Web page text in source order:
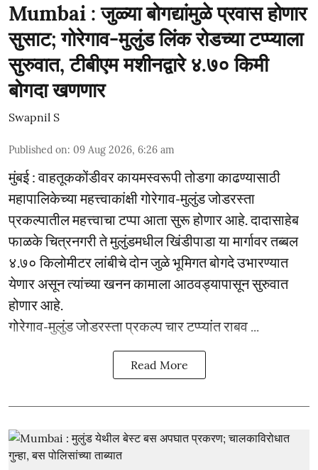
Mumbai : जुळ्या बोगद्यांमुळे प्रवास होणार
सुसाट; गोरेगाव-मुलुंड लिंक रोडच्या टप्प्याला
सुरुवात, टीबीएम मशीनद्वारे ४.७० किमी
बोगदा खणणार
Swapnil S
Published on: 09 Aug 2026, 6:26 am
मुंबई : वाहतूककोंडीवर कायमस्वरूपी तोडगा काढण्यासाठी
महापालिकेच्या महत्त्वाकांक्षी गोरेगाव-मुलुंड जोडरस्ता
प्रकल्पातील महत्त्वाचा टप्पा आता सुरू होणार आहे. दादासाहेब
फाळके चित्रनगरी ते मुलुंडमधील खिंडीपाडा या मार्गावर तब्बल
४.७० किलोमीटर लांबीचे दोन जुळे भूमिगत बोगदे उभारण्यात
येणार असून त्यांच्या खनन कामाला आठवड्यापासून सुरुवात
होणार आहे.
गोरेगाव-मुलुंड जोडरस्ता प्रकल्प चार टप्प्यांत राबव ...
Read More